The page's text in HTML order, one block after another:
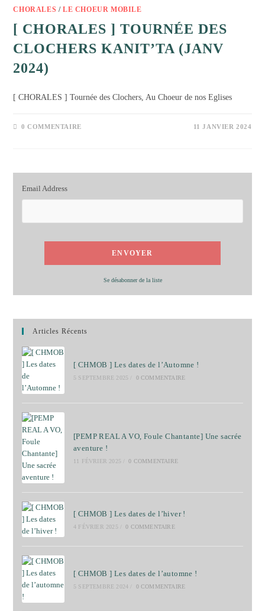
CHORALES /LE CHOEUR MOBILE
[ CHORALES ] TOURNÉE DES
CLOCHERS KANIT’TA (JANV
2024)
[ CHORALES ] Tournée des Clochers, Au Choeur de nos Eglises
0 COMMENTAIRE 11 JANVIER 2024
Email Address
Se désabonner de la liste
Articles Récents
[ CHMOB ] Les dates de l’Automne !
5 SEPTEMBRE 2025 0 COMMENTAIRE
[PEMP REAL A VO, Foule Chantante] Une sacrée
aventure !
11 FÉVRIER 2025 0 COMMENTAIRE
[ CHMOB ] Les dates de l’hiver !
4 FÉVRIER 2025 0 COMMENTAIRE
[ CHMOB ] Les dates de l’automne !
5 SEPTEMBRE 2024 0 COMMENTAIRE